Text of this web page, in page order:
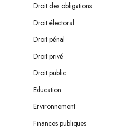
Droit des obligations
Droit électoral
Droit pénal
Droit privé
Droit public
Education
Environnement
Finances publiques